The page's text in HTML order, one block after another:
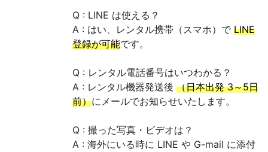
Q : LINE は使える？
A : はい、レンタル携帯（スマホ）で LINE
登録が可能です。
Q : レンタル電話番号はいつわかる？
A : レンタル機器発送後 （日本出発 3～5日
前）にメールでお知らせいたします。
Q : 撮った写真・ビデオは？
A : 海外にいる時に LINE や G-mail に添付